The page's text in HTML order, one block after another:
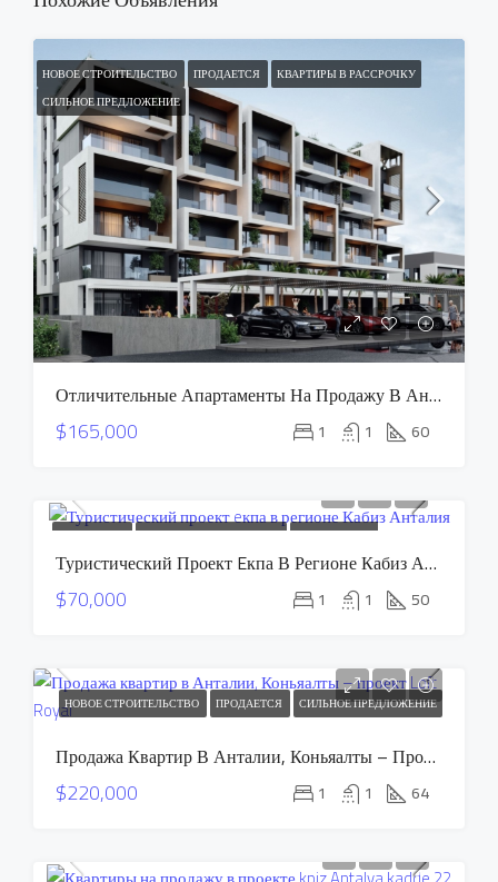
НОВОЕ СТРОИТЕЛЬСТВО ПРОДАЕТСЯ
КВАРТИРЫ В РАССРОЧКУ
СИЛЬНОЕ ПРЕДЛОЖЕНИЕ
Отличительные Апартаменты На Продажу В Анталии Алтынташ – Проект OXIUM
$165,000 1 1 60
ПРОДАЕТСЯ СИЛЬНОЕ ПРЕДЛОЖЕНИЕ
СПЕЦИАЛЬНОЕ
ПРЕДЛОЖЕНИЕ
Туристический Проект Eкпа В Регионе Кабиз Анталия
$70,000 1 1 50
НОВОЕ СТРОИТЕЛЬСТВО ПРОДАЕТСЯ СИЛЬНОЕ ПРЕДЛОЖЕНИЕ
Продажа Квартир В Анталии, Коньяалты – Проект Loft Royal
$220,000 1 1 64